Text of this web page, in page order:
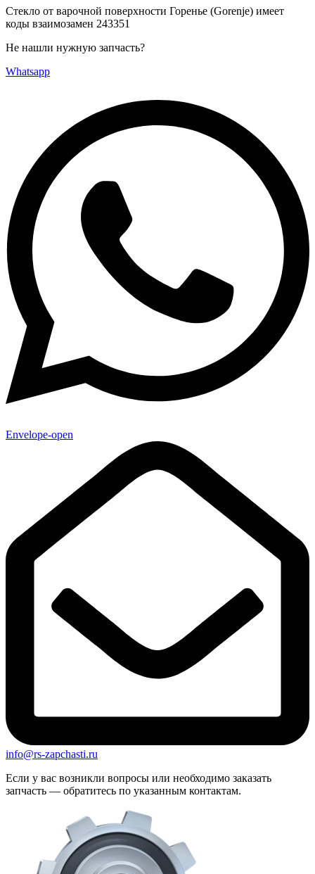
Стекло от варочной поверхности Горенье (Gorenje) имеет
коды взаимозамен 243351
Не нашли нужную запчасть?
Whatsapp
Envelope-open
info@rs-zapchasti.ru
Если у вас возникли вопросы или необходимо заказать
запчасть — обратитесь по указанным контактам.